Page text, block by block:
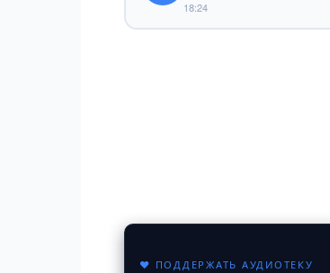
18:24
♥ ПОДДЕРЖАТЬ АУДИОТЕКУ